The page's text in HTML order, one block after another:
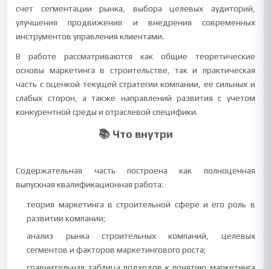
счет сегментации рынка, выбора целевых аудиторий,
улучшения продвижения и внедрения современных
инструментов управления клиентами.
В работе рассматриваются как общие теоретические
основы маркетинга в строительстве, так и практическая
часть с оценкой текущей стратегии компании, ее сильных и
слабых сторон, а также направлений развития с учетом
конкурентной среды и отраслевой специфики.
📚 Что внутри
Содержательная часть построена как полноценная
выпускная квалификационная работа:
теория маркетинга в строительной сфере и его роль в
развитии компании;
анализ рынка строительных компаний, целевых
сегментов и факторов маркетингового роста;